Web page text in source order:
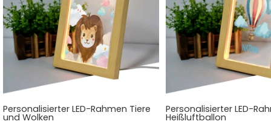
Personalisierter LED-Rahmen Tiere
und Wolken
Personalisierter LED-
Heißluftballon